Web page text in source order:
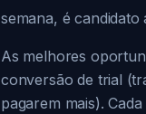
semana, é candidato
As melhores
conversão de trial
pagarem mais).